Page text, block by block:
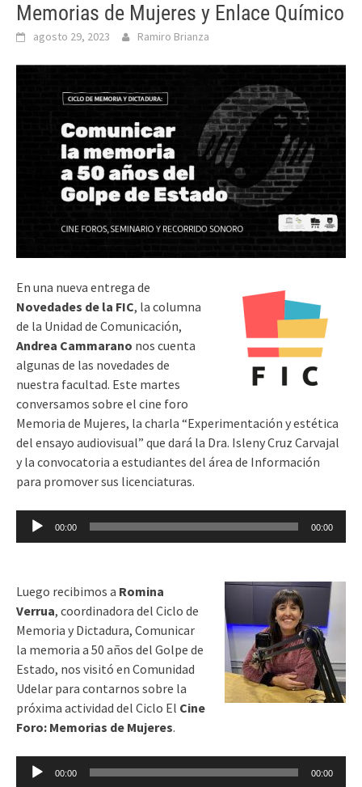
Memorias de Mujeres y Enlace Químico
agosto 29, 2023 Ramiro Brianza
En una nueva entrega de
Novedades de la FIC, la columna
de la Unidad de Comunicación,
Andrea Cammarano nos cuenta
algunas de las novedades de
nuestra facultad. Este martes
conversamos sobre el cine foro
Memoria de Mujeres, la charla “Experimentación y estética
del ensayo audiovisual” que dará la Dra. Isleny Cruz Carvajal
y la convocatoria a estudiantes del área de Información
para promover sus licenciaturas.
Reproductor
00:00 00:00
Luego recibimos a Romina
Verrua, coordinadora del Ciclo de
Memoria y Dictadura, Comunicar
la memoria a 50 años del Golpe de
Estado, nos visitó en Comunidad
Udelar para contarnos sobre la
próxima actividad del Ciclo El Cine
Foro: Memorias de Mujeres.
Reproductor
00:00 00:00